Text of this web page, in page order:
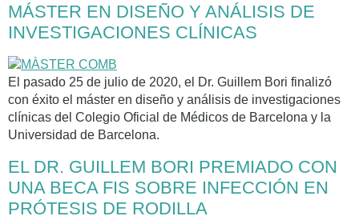
MÁSTER EN DISEÑO Y ANÁLISIS DE
INVESTIGACIONES CLÍNICAS
El pasado 25 de julio de 2020, el Dr. Guillem Bori finalizó
con éxito el máster en diseño y análisis de investigaciones
clínicas del Colegio Oficial de Médicos de Barcelona y la
Universidad de Barcelona.
EL DR. GUILLEM BORI PREMIADO CON
UNA BECA FIS SOBRE INFECCIÓN EN
PRÓTESIS DE RODILLA